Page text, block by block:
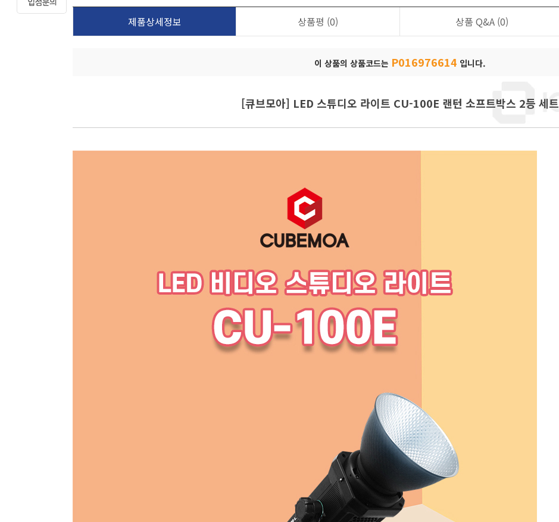
제품상세정보 상품평 (0) 상품 Q&A (0)
이 상품의 상품코드는 P016976614 입니다.
[큐브모아] LED 스튜디오 라이트 CU-100E 랜턴 소프트박스 2등 세트